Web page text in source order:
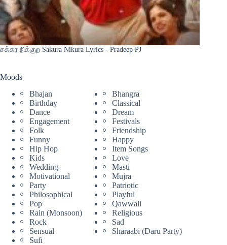
சக்கர நிக்குற Sakura Nikura Lyrics - Pradeep PJ
Moods
Bhajan
Bhangra
Birthday
Classical
Dance
Dream
Engagement
Festivals
Folk
Friendship
Funny
Happy
Hip Hop
Item Songs
Kids
Love
Wedding
Masti
Motivational
Mujra
Party
Patriotic
Philosophical
Playful
Pop
Qawwali
Rain (Monsoon)
Religious
Rock
Sad
Sensual
Sharaabi (Daru Party)
Sufi